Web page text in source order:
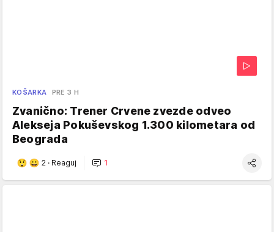
KOŠARKA PRE 3 H
Zvanično: Trener Crvene zvezde odveo
Alekseja Pokuševskog 1.300 kilometara od
Beograda
2 · Reaguj 1